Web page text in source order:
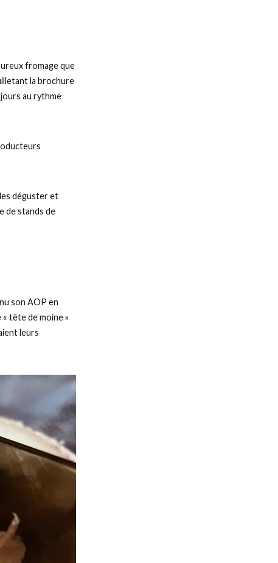
fromage que
la brochure
au rythme
déguster et
de stands de
son AOP en
tête de moine »
leurs